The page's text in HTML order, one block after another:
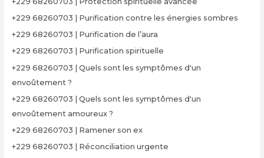
+229 68260703 | Purification contre les énergies sombres
+229 68260703 | Purification de l’aura
+229 68260703 | Purification spirituelle
+229 68260703 | Quels sont les symptômes d'un
envoûtement ?
+229 68260703 | Quels sont les symptômes d'un
envoûtement amoureux ?
+229 68260703 | Ramener son ex
+229 68260703 | Réconciliation urgente